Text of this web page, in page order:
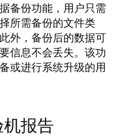
备份功能，用户只需
所需备份的文件类
外，备份后的数据可
信息不会丢失。该功
或进行系统升级的用
报告